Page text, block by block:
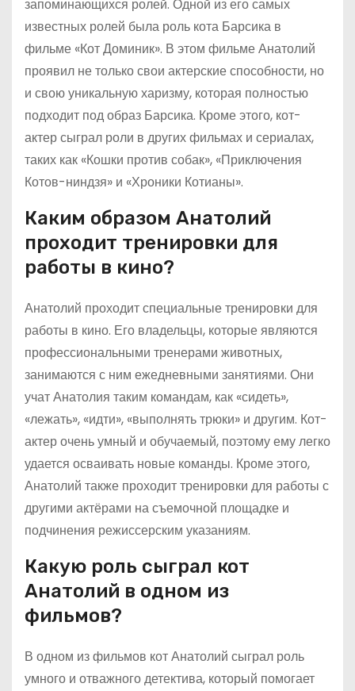
запоминающихся ролей. Одной из его самых
известных ролей была роль кота Барсика в
фильме «Кот Доминик». В этом фильме Анатолий
проявил не только свои актерские способности, но
и свою уникальную харизму, которая полностью
подходит под образ Барсика. Кроме этого, кот-
актер сыграл роли в других фильмах и сериалах,
таких как «Кошки против собак», «Приключения
Котов-ниндзя» и «Хроники Котианы».
Каким образом Анатолий
проходит тренировки для
работы в кино?
Анатолий проходит специальные тренировки для
работы в кино. Его владельцы, которые являются
профессиональными тренерами животных,
занимаются с ним ежедневными занятиями. Они
учат Анатолия таким командам, как «сидеть»,
«лежать», «идти», «выполнять трюки» и другим. Кот-
актер очень умный и обучаемый, поэтому ему легко
удается осваивать новые команды. Кроме этого,
Анатолий также проходит тренировки для работы с
другими актёрами на съемочной площадке и
подчинения режиссерским указаниям.
Какую роль сыграл кот
Анатолий в одном из
фильмов?
В одном из фильмов кот Анатолий сыграл роль
умного и отважного детектива, который помогает